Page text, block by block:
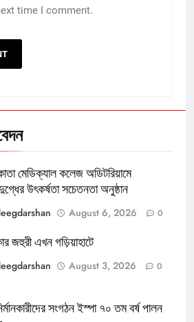
time I comment.
মেডিক্যাল কলেজ অডিটরিয়ামে
উৎকর্ষতা সচেতনতা অনুষ্ঠান
August 6, 2026 0
জহুরী এখন গড়িয়াহাটে
August 3, 2026 0
সংগঠন ইস্পা ৭০ তম বর্ষ পালন